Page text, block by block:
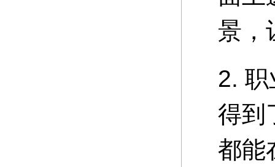
景，
2.
得到
都能